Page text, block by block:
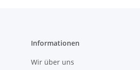
Informationen
Wir über uns